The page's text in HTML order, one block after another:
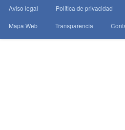
Aviso legal Política de privacidad
Mapa Web Transparencia